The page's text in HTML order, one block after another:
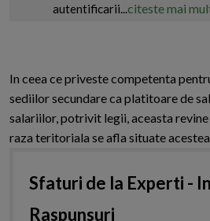
autentificarii...citeste mai
In ceea ce priveste competenta
sediilor secundare ca platitoare de
salariilor, potrivit legii, aceasta
raza teritoriala se afla situate
Sfaturi de la Experti -
Raspunsuri